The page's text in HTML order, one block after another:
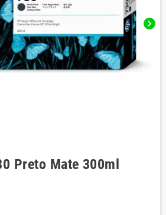
chevron_right
Preto Mate 300ml